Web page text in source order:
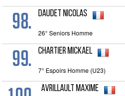
98. DAUDET Nicolas
26° Seniors Homme
99. CHARTIER Mickael
7° Espoirs Homme (U23)
AVRILLAULT Maxime